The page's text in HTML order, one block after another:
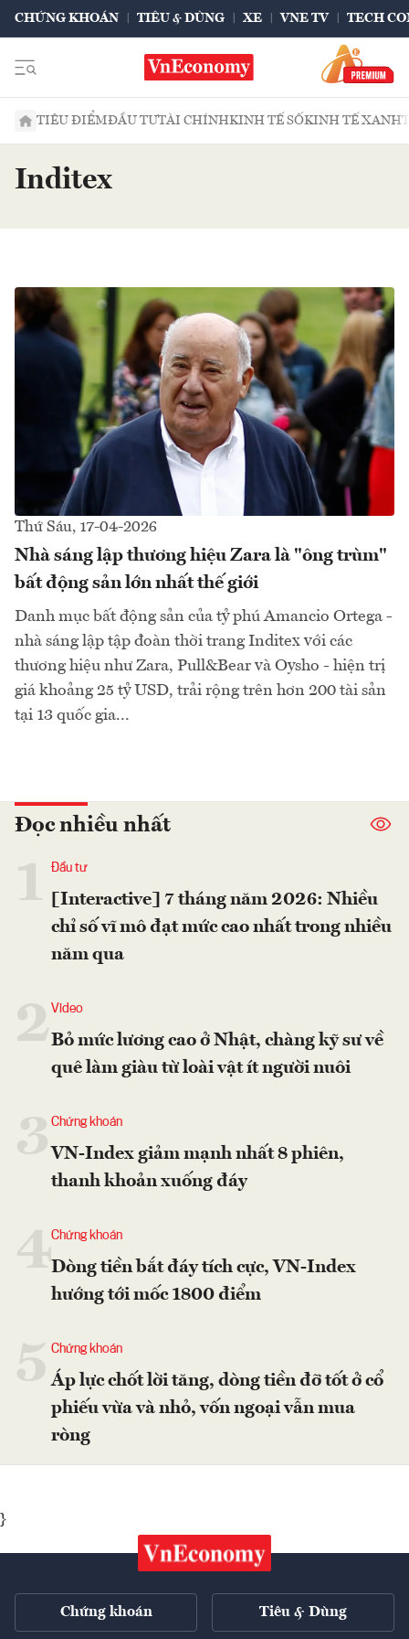
CHỨNG KHOÁN TIÊU & DÙNG XE VNE TV TECH
TIÊU ĐIỂMĐẦU TƯTÀI CHÍNHKINH TẾ SỐKINH TẾ XANH
Inditex
Thứ Sáu, 17-04-2026
Nhà sáng lập thương hiệu Zara là "ông trùm"
bất động sản lớn nhất thế giới
Danh mục bất động sản của tỷ phú Amancio Ortega -
nhà sáng lập tập đoàn thời trang Inditex với các
thương hiệu như Zara, Pull&Bear và Oysho - hiện trị
giá khoảng 25 tỷ USD, trải rộng trên hơn 200 tài sản
tại 13 quốc gia...
Đọc nhiều nhất
Đầu tư
[Interactive] 7 tháng năm 2026: Nhiều
chỉ số vĩ mô đạt mức cao nhất trong nhiều
năm qua
2Video
Bỏ mức lương cao ở Nhật, chàng kỹ sư về
quê làm giàu từ loài vật ít người nuôi
Chứng khoán
VN-Index giảm mạnh nhất 8 phiên,
thanh khoản xuống đáy
4Chứng khoán
Dòng tiền bắt đáy tích cực, VN-Index
hướng tới mốc 1800 điểm
Chứng khoán
Áp lực chốt lời tăng, dòng tiền đỡ tốt ở cổ
phiếu vừa và nhỏ, vốn ngoại vẫn mua
ròng
}
Chứng khoán Tiêu & Dùng